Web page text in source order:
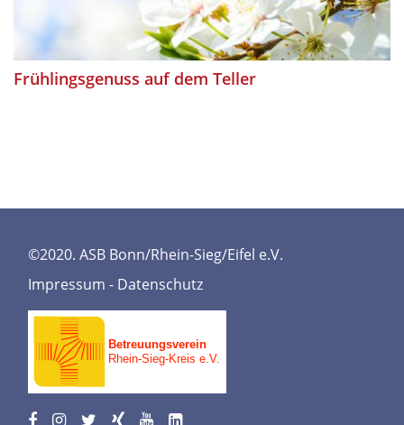
Frühlingsgenuss auf dem Teller
©2020. ASB Bonn/Rhein-Sieg/Eifel e.V.
Impressum - Datenschutz